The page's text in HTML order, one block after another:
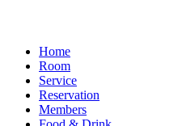
Home
Room
Service
Reservation
Members